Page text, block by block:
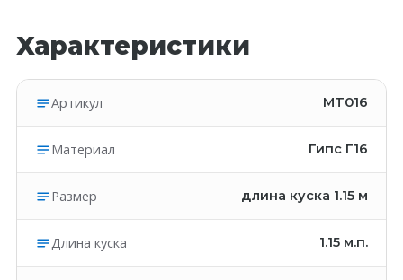
Характеристики
Артикул MT016
Материал Гипс Г16
Размер длина куска 1.15 м
Длина куска 1.15 м.п.